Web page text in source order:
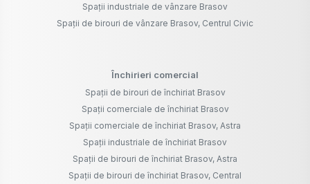
Spații industriale de vânzare Brasov
Spații de birouri de vânzare Brasov, Centrul Civic
Închirieri comercial
Spații de birouri de închiriat Brasov
Spații comerciale de închiriat Brasov
Spații comerciale de închiriat Brasov, Astra
Spații industriale de închiriat Brasov
Spații de birouri de închiriat Brasov, Astra
Spații de birouri de închiriat Brasov, Central